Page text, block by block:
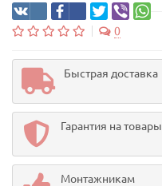
0
Быстрая доставка
Гарантия на товары
Монтажникам